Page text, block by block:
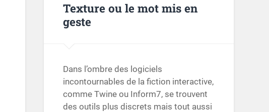
Texture ou le mot mis en
geste
Dans l’ombre des logiciels
incontournables de la fiction interactive,
comme Twine ou Inform7, se trouvent
des outils plus discrets mais tout aussi